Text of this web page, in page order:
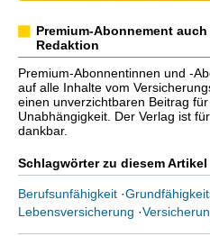
Premium-Abonnement
Redaktion
Premium-Abonnentinnen und -
auf alle Inhalte vom
einen unverzichtbaren Beitrag
Unabhängigkeit. Der Verlag ist
dankbar.
Schlagwörter zu diesem Artikel
Berufsunfähigkeit ·
Lebensversicherung ·